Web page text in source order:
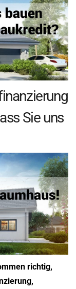
Sie uns
richtig,